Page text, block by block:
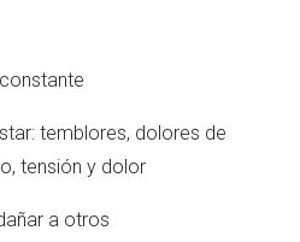
temblores, dolores de
tensión y dolor
a otros